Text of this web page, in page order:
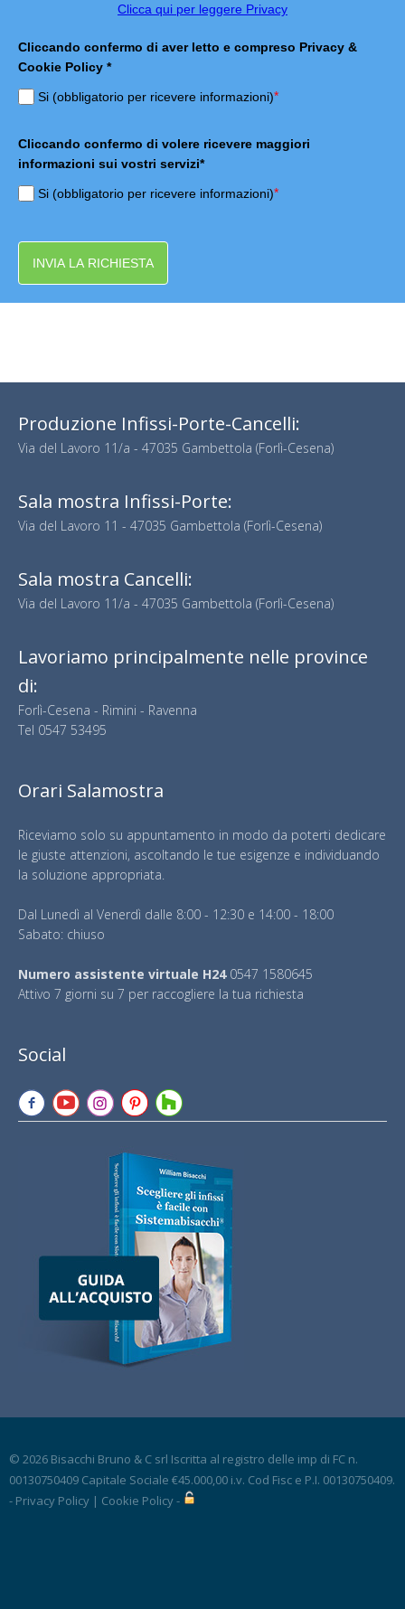
Clicca qui per leggere Privacy
Cliccando confermo di aver letto e compreso Privacy &
Cookie Policy *
Si (obbligatorio per ricevere informazioni)*
Cliccando confermo di volere ricevere maggiori
informazioni sui vostri servizi*
Si (obbligatorio per ricevere informazioni)*
INVIA LA RICHIESTA
Produzione Infissi-Porte-Cancelli:
Via del Lavoro 11/a - 47035 Gambettola (Forlì-Cesena)
Sala mostra Infissi-Porte:
Via del Lavoro 11 - 47035 Gambettola (Forlì-Cesena)
Sala mostra Cancelli:
Via del Lavoro 11/a - 47035 Gambettola (Forlì-Cesena)
Lavoriamo principalmente nelle province
di:
Forlì-Cesena - Rimini - Ravenna
Tel 0547 53495
Orari Salamostra
Riceviamo solo su appuntamento in modo da poterti dedicare
le giuste attenzioni, ascoltando le tue esigenze e individuando
la soluzione appropriata.
Dal Lunedì al Venerdì dalle 8:00 - 12:30 e 14:00 - 18:00
Sabato: chiuso
Numero assistente virtuale H240547 1580645
Attivo 7 giorni su 7 per raccogliere la tua richiesta
Social
© 2026 Bisacchi Bruno & C srl Iscritta al registro delle imp di FC n.
00130750409 Capitale Sociale €45.000,00 i.v. Cod Fisc e P.I. 00130750409.
- Privacy Policy | Cookie Policy-